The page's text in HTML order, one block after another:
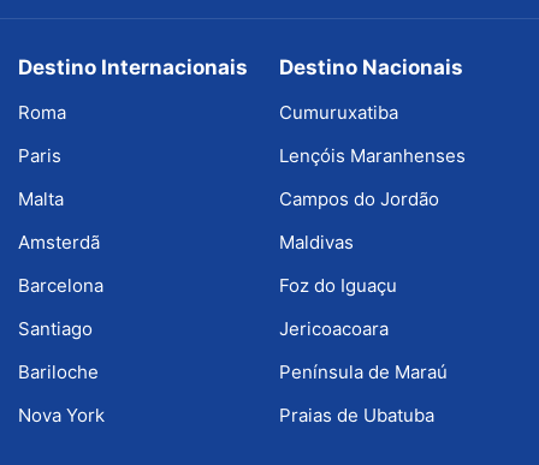
Destino Internacionais
Roma
Paris
Malta
Amsterdã
Barcelona
Santiago
Bariloche
Nova York
Destino Nacionais
Cumuruxatiba
Lençóis Maranhenses
Campos do Jordão
Maldivas
Foz do Iguaçu
Jericoacoara
Península de Maraú
Praias de Ubatuba